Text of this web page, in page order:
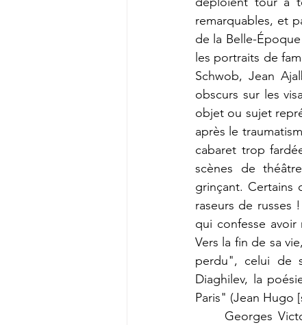
remarquables, et
de la Belle-
les portraits de
Schwob, Jean
obscurs sur les
objet ou sujet
après le
cabaret trop
scènes de
grinçant. Certains
raseurs de
qui confesse
Vers la fin de sa
perdu", celui de
Diaghilev, la
Paris" (Jean Hugo
Georges